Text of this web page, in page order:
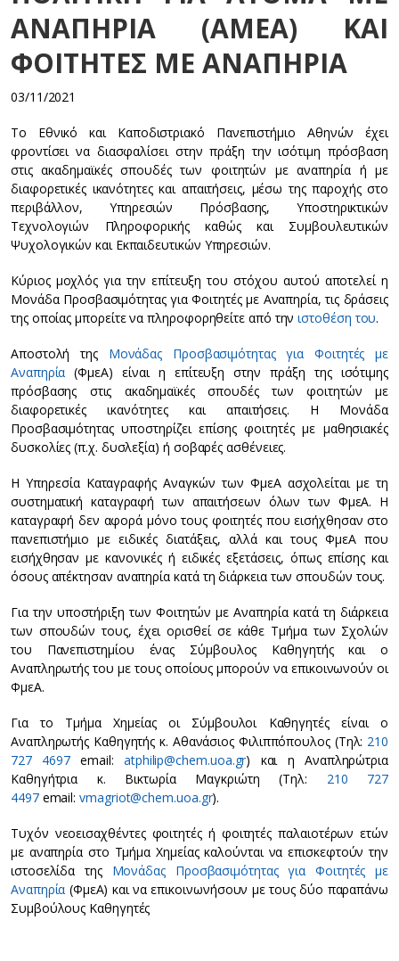
ΑΝΑΠΗΡΙΑ (ΑΜΕΑ) KAI
ΦΟΙΤΗΤΕΣ ΜΕ ΑΝΑΠΗΡΙΑ
03/11/2021
Το Εθνικό και Καποδιστριακό Πανεπιστήμιο Αθηνών έχει
φροντίσει να διασφαλίσει στην πράξη την ισότιμη πρόσβαση
στις ακαδημαϊκές σπουδές των φοιτητών με αναπηρία ή με
διαφορετικές ικανότητες και απαιτήσεις, μέσω της παροχής στο
περιβάλλον, Υπηρεσιών Πρόσβασης, Υποστηρικτικών
Τεχνολογιών Πληροφορικής καθώς και Συμβουλευτικών
Ψυχολογικών και Εκπαιδευτικών Υπηρεσιών.
Κύριος μοχλός για την επίτευξη του στόχου αυτού αποτελεί η
Μονάδα Προσβασιμότητας για Φοιτητές με Αναπηρία, τις δράσεις
της οποίας μπορείτε να πληροφορηθείτε από τηνιστοθέση του.
Αποστολή της Μονάδας Προσβασιμότητας για Φοιτητές με
Αναπηρία (ΦμεΑ) είναι η επίτευξη στην πράξη της ισότιμης
πρόσβασης στις ακαδημαϊκές σπουδές των φοιτητών με
διαφορετικές ικανότητες και απαιτήσεις. Η Μονάδα
Προσβασιμότητας υποστηρίζει επίσης φοιτητές με μαθησιακές
δυσκολίες (π.χ. δυσλεξία) ή σοβαρές ασθένειες.
Η Υπηρεσία Καταγραφής Αναγκών των ΦμεΑ ασχολείται με τη
συστηματική καταγραφή των απαιτήσεων όλων των ΦμεΑ. Η
καταγραφή δεν αφορά μόνο τους φοιτητές που εισήχθησαν στο
πανεπιστήμιο με ειδικές διατάξεις, αλλά και τους ΦμεΑ που
εισήχθησαν με κανονικές ή ειδικές εξετάσεις, όπως επίσης και
όσους απέκτησαν αναπηρία κατά τη διάρκεια των σπουδών τους.
Για την υποστήριξη των Φοιτητών με Αναπηρία κατά τη διάρκεια
των σπουδών τους, έχει ορισθεί σε κάθε Τμήμα των Σχολών
του Πανεπιστημίου ένας Σύμβουλος Καθηγητής και ο
Αναπληρωτής του με τους οποίους μπορούν να επικοινωνούν οι
ΦμεΑ.
Για το Τμήμα Χημείας οι Σύμβουλοι Καθηγητές είναι ο
Αναπληρωτής Καθηγητής κ. Αθανάσιος Φιλιππόπουλος (Τηλ: 210
727 4697email: atphilip@chem.uoa.gr) και η Αναπληρώτρια
Καθηγήτρια κ. Βικτωρία Μαγκριώτη (Τηλ: 210 727
4497email:vmagriot@chem.uoa.gr).
Τυχόν νεοεισαχθέντες φοιτητές ή φοιτητές παλαιοτέρων ετών
με αναπηρία στο Τμήμα Χημείας καλούνται να επισκεφτούν την
ιστοσελίδα της Μονάδας Προσβασιμότητας για Φοιτητές με
Αναπηρία (ΦμεΑ) και να επικοινωνήσουν με τους δύο παραπάνω
Συμβούλους Καθηγητές